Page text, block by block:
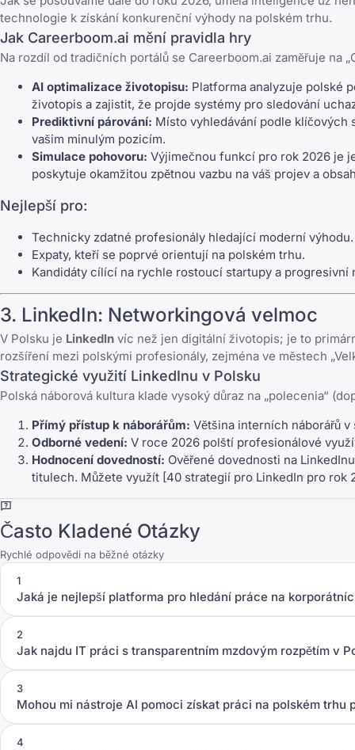
technologie k získání konkurenční výhody na polském trhu.
Jak Careerboom.ai mění pravidla hry
Na rozdíl od tradičních portálů se Careerboom.ai zaměřuje na
AI optimalizace životopisu: Platforma analyzuje polské
životopis a zajistit, že projde systémy pro sledování
Prediktivní párování: Místo vyhledávání podle klíčových
vašim minulým pozicím.
Simulace pohovoru: Výjimečnou funkcí pro rok 2026 je
poskytuje okamžitou zpětnou vazbu na váš projev a
Nejlepší pro:
Technicky zdatné profesionály hledající moderní výhodu.
Expaty, kteří se poprvé orientují na polském trhu.
Kandidáty cílící na rychle rostoucí startupy a progresivní
3. LinkedIn: Networkingová velmoc
V Polsku je LinkedIn víc než jen digitální životopis; je to
rozšíření mezi polskými profesionály, zejména ve městech
Strategické využití LinkedInu v Polsku
Polská náborová kultura klade vysoký důraz na „polecenia“
Přímý přístup k náborářům: Většina interních náborářů
Odborné vedení: V roce 2026 polští profesionálové
Hodnocení dovedností: Ověřené dovednosti na LinkedInu
titulech. Můžete využít [40 strategií pro LinkedIn pro rok
Často Kladené Otázky
Rychlé odpovědi na běžné otázky
1
Jaká je nejlepší platforma pro hledání práce na
2
Jak najdu IT práci s transparentním mzdovým rozpětím v
3
Mohou mi nástroje AI pomoci získat práci na polském trhu
4